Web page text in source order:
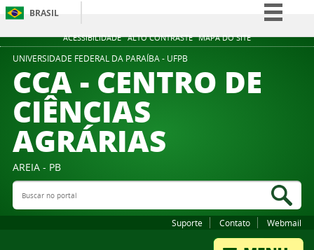
ACESSIBILIDADE ALTO CONTRASTE MAPA DO SITE
BRASIL
Simplifique!
Participe
UNIVERSIDADE FEDERAL DA PARAÍBA - UFPB
CCA - CENTRO DE
CIÊNCIAS
AGRÁRIAS
AREIA - PB
Buscar no portal
Suporte Contato Webmail